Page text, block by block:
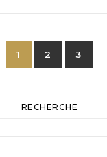
1 2 3
RECHERCHE